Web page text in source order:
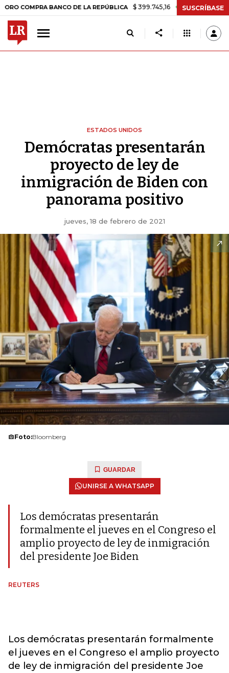
BANCO DE LA REPÚBLICA $ 399.745,16 +$ 2.295,71 +0,58%
SUSCRÍBASE
ESTADOS UNIDOS
Demócratas presentarán
proyecto de ley de
inmigración de Biden con
panorama positivo
jueves, 18 de febrero de 2021
Foto:Bloomberg
GUARDAR
UNIRSE A WHATSAPP
Los demócratas presentarán
formalmente el jueves en el Congreso el
amplio proyecto de ley de inmigración
del presidente Joe Biden
REUTERS
Los demócratas presentarán formalmente
el jueves en el Congreso el amplio proyecto
de ley de inmigración del presidente Joe